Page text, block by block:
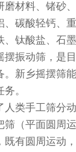
磨材料、锗砂
、碳酸轻钙、
、钛酸盐、石
摆振动筛 ，是
。新乡摇摆筛
。
人类手工筛分
筛（平面圆周
既有圆周运动